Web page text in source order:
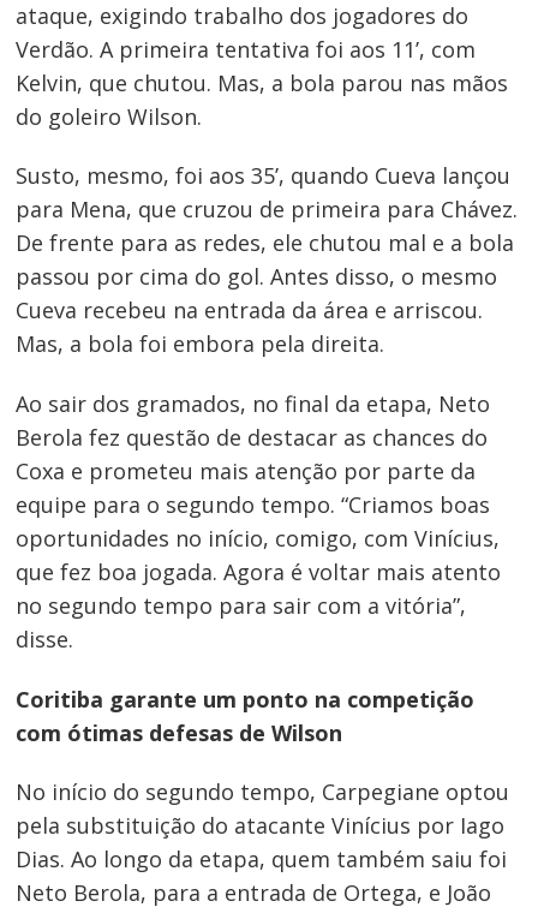
ataque, exigindo trabalho dos jogadores do
Verdão. A primeira tentativa foi aos 11’, com
Kelvin, que chutou. Mas, a bola parou nas mãos
do goleiro Wilson.
Susto, mesmo, foi aos 35’, quando Cueva lançou
para Mena, que cruzou de primeira para Chávez.
De frente para as redes, ele chutou mal e a bola
passou por cima do gol. Antes disso, o mesmo
Cueva recebeu na entrada da área e arriscou.
Mas, a bola foi embora pela direita.
Ao sair dos gramados, no final da etapa, Neto
Berola fez questão de destacar as chances do
Coxa e prometeu mais atenção por parte da
equipe para o segundo tempo. “Criamos boas
oportunidades no início, comigo, com Vinícius,
que fez boa jogada. Agora é voltar mais atento
no segundo tempo para sair com a vitória”,
disse.
Coritiba garante um ponto na competição
com ótimas defesas de Wilson
No início do segundo tempo, Carpegiane optou
pela substituição do atacante Vinícius por Iago
Dias. Ao longo da etapa, quem também saiu foi
Neto Berola, para a entrada de Ortega, e João